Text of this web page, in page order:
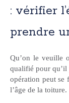
: vérifier
prendre
Qu’on le veuille
qualifié pour qu’il
opération peut se
l’âge de la toiture.